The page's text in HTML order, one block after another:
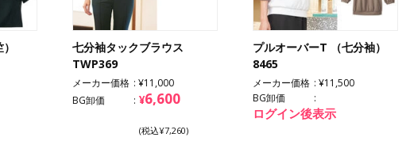
七分袖タックブラウス
TWP369
メーカー価格
¥11,000
BG卸価
¥6,600
(税込¥7,260)
プルオーバーT （七分袖）
8465
メーカー価格
¥11,500
BG卸価
ログイン後表示